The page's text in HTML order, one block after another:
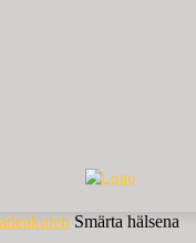
Smärta hälsena